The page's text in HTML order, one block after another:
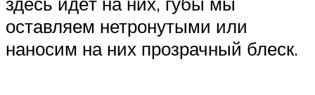
оставляем нетронутыми или
наносим на них прозрачный блеск.